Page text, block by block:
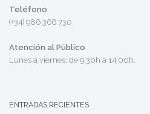
Teléfono
(+34) 986 366 730
Atención al Público
Lunes a viernes: de 9:30h a 14:00h.
ENTRADAS RECIENTES